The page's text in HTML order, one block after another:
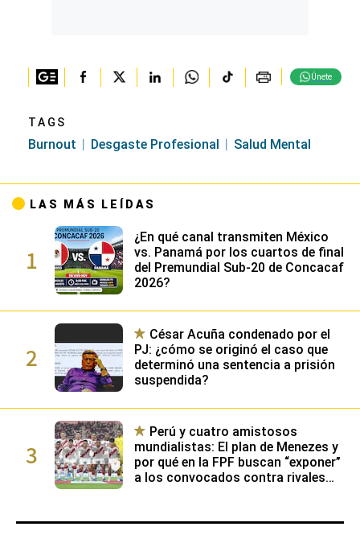
Únete
TAGS
Burnout Desgaste Profesional Salud Mental
LAS MÁS LEÍDAS
1
¿En qué canal transmiten México
vs. Panamá por los cuartos de final
del Premundial Sub-20 de Concacaf
2026?
2
César Acuña condenado por el
PJ: ¿cómo se originó el caso que
determinó una sentencia a prisión
suspendida?
3
Perú y cuatro amistosos
mundialistas: El plan de Menezes y
por qué en la FPF buscan “exponer”
a los convocados contra rivales